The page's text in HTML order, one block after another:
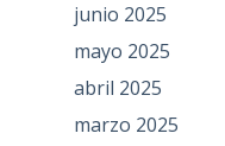
junio 2025
mayo 2025
abril 2025
marzo 2025